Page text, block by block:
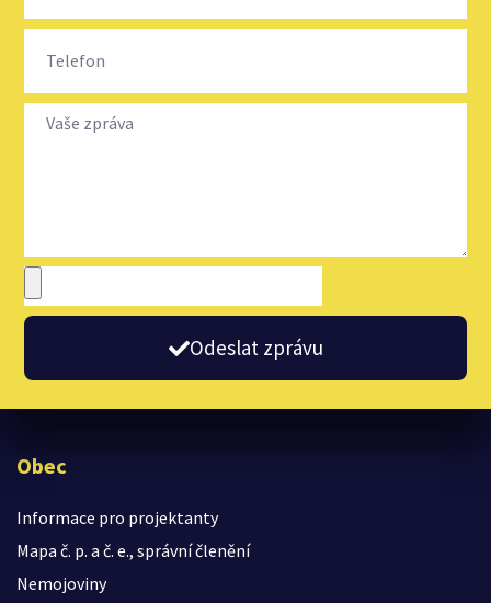
Odeslat zprávu
Obec
Informace pro projektanty
Mapa č. p. a č. e., správní členění
Nemojoviny